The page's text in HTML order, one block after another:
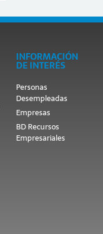
INFORMACIÓN
DE INTERÉS
Personas
Desempleadas
Empresas
BD Recursos
Empresariales